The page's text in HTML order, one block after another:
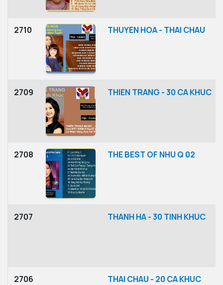
2710 THUYEN HOA - THAI CHAU
2709 THIEN TRANG - 30 CA KHUC
2708 THE BEST OF NHU Q 02
2707 THANH HA - 30 TINH KHUC
2706 THAI CHAU - 20 CA KHUC